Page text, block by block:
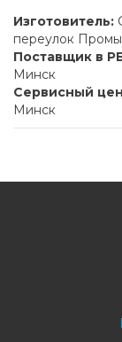
Изготовитель:
переулок
Поставщик в
Минск
Сервисный
Минск